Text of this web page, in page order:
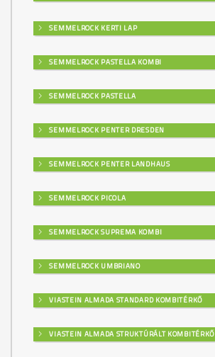
SEMMELROCK KERTI LAP
SEMMELROCK PASTELLA KOMBI
SEMMELROCK PASTELLA
SEMMELROCK PENTER DRESDEN
SEMMELROCK PENTER LANDHAUS
SEMMELROCK PICOLA
SEMMELROCK SUPREMA KOMBI
SEMMELROCK UMBRIANO
VIASTEIN ALMADA STANDARD KOMBITÉRKŐ
VIASTEIN ALMADA STRUKTÚRÁLT KOMBITÉRKŐ